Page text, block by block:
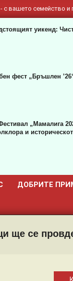
вашето семейство и
уикенд:
фест „Бръшлен
„Мамалига
и
ДОБРИТЕ
ще се